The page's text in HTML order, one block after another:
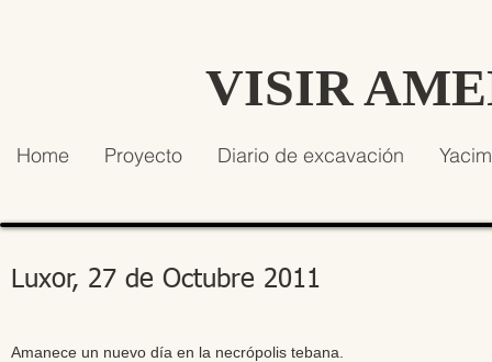
VISIR
Home Proyecto Diario de excavación
Luxor, 27 de Octubre 2011
Amanece un nuevo día en la necrópolis tebana.